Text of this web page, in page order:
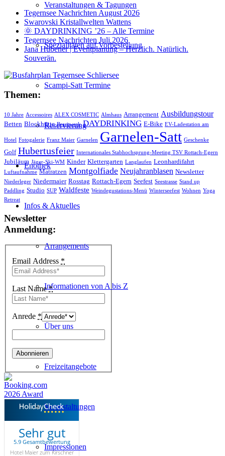
Veranstaltungen & Tagungen
Spezialitäten auf Vorbestellung
Scampi-Satt Termine
Reservierung
Enothek
Infos & Aktuelles
Arrangements
Informationen von A bis Z
Über uns
Freizeitangebote
Veranstaltungen
Impressionen
Tegernsee Nachrichten August 2026
Swarovski Kristallwelten Wattens
🌞 DAYDRINKING ’26 – Alle Termine
Tegernsee Nachrichten Juli 2026
Jana Hübener | Eventplanung – Herzlich. Natürlich.
Souverän.
Themen:
10 Jahre Accessoires ALEX COSMETIC Almhaus Arrangement Ausbildungstour
Betten Blockhütte Brautwerk DAYDRINKING E-Bike EV-Ladestation am
Hotel Fotogalerie Franz Maier Garnelen Garnelen-Satt Geschenke
Golf Hubertusfeier Internationales Stabhochsprung-Meeting TSV Rottach-Egern
Jubiläum Jäger-Ski-WM Kinder Klettergarten Langlaufen Leonhardifahrt
Luftaufnahme Matratzen Montgolfiade Neujahranblasen Newsletter
Niederleger Niedermaier Rosstag Rottach-Egern Seefest Seestrasse Stand up
Paddling Studio SUP Waldfeste Weindegustations-Menü Winterseefest Wohnen Yoga
Retreat
Newsletter
Anmeldung:
Email Address *
Last Name*
Anrede *
Sehr gut
5.9 Gesamtbewertung
Hotel Maier zum Kirschner